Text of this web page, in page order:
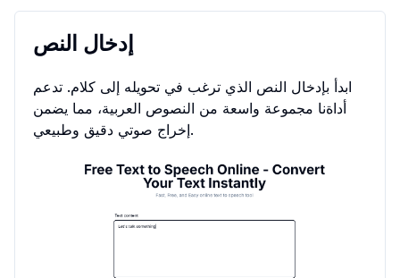
إدخال النص
ابدأ بإدخال النص الذي ترغب في تحويله إلى كلام. تدعم
أداةنا مجموعة واسعة من النصوص العربية، مما يضمن
إخراج صوتي دقيق وطبيعي.